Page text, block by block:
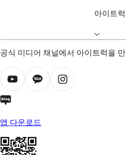
아이트럭
공식 미디어 채널에서 아이트럭을
앱 다운로드